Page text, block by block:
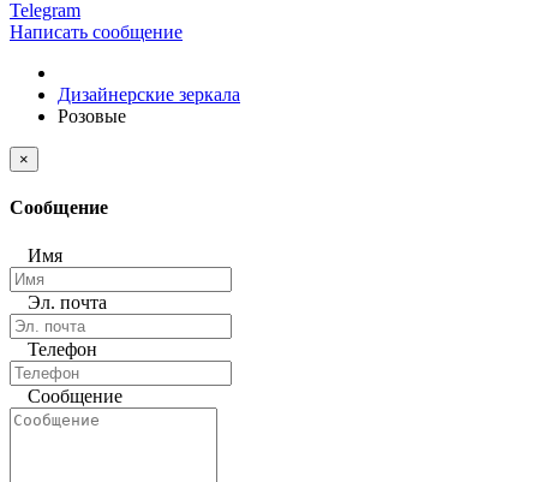
Telegram
Написать сообщение
Дизайнерские зеркала
Розовые
×
Сообщение
Имя
Эл. почта
Телефон
Сообщение